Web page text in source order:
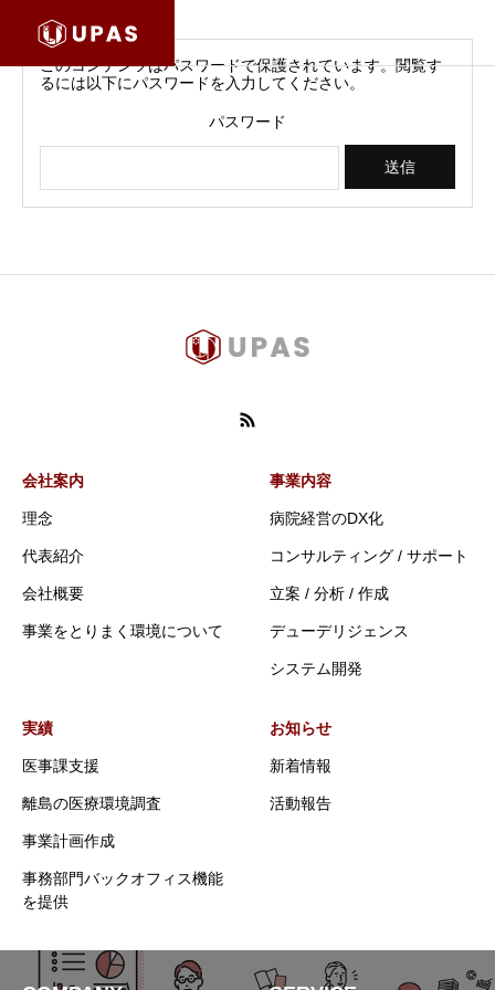
このコンテンツはパスワードで保護されています。閲覧す
るには以下にパスワードを入力してください。
パスワード
会社案内
理念
代表紹介
会社概要
事業をとりまく環境について
事業内容
病院経営のDX化
コンサルティング / サポート
立案 / 分析 / 作成
デューデリジェンス
システム開発
実績
医事課支援
離島の医療環境調査
事業計画作成
事務部門バックオフィス機能
を提供
お知らせ
新着情報
活動報告